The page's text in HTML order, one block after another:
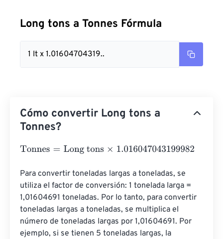
Long tons a Tonnes Fórmula
1 lt x 1.01604704319..
Cómo convertir Long tons a
Tonnes?
Tonnes= Long tons ×1.016047043199982
Para convertir toneladas largas a toneladas, se
utiliza el factor de conversión: 1 tonelada larga =
1,01604691 toneladas. Por lo tanto, para convertir
toneladas largas a toneladas, se multiplica el
número de toneladas largas por 1,01604691. Por
ejemplo, si se tienen 5 toneladas largas, la